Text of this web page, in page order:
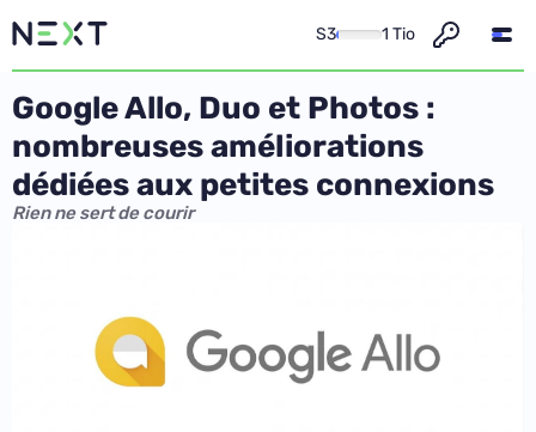
S3 1 Tio
Google Allo, Duo et Photos :
nombreuses améliorations
dédiées aux petites connexions
Rien ne sert de courir